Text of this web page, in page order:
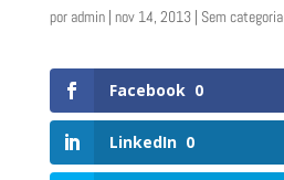
por admin| nov 14, 2013| Sem categoria
Facebook 0
LinkedIn 0